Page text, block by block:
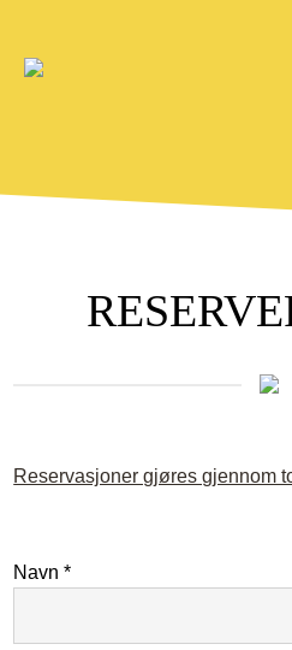
Reservasjoner gjøres gjennom
Navn *